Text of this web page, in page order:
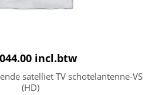
incl.btw
satelliet TV schotelantenne-VS
(HD)